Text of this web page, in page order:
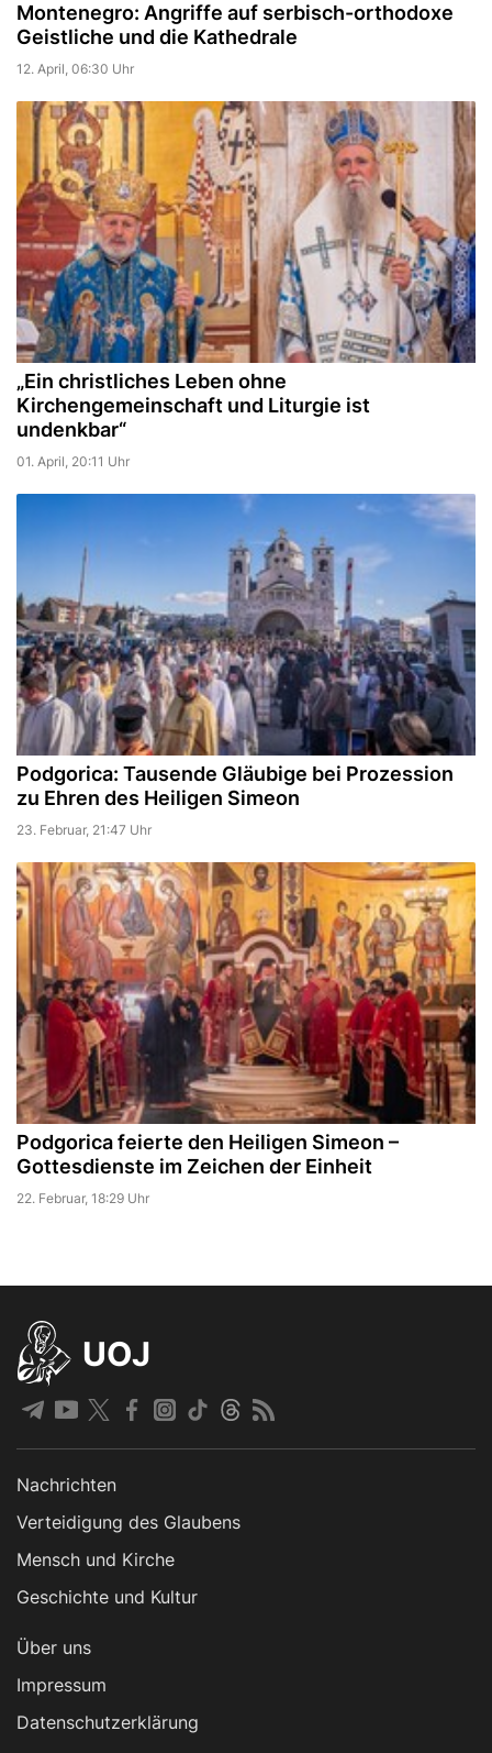
Montenegro: Angriffe auf serbisch-orthodoxe
Geistliche und die Kathedrale
12. April, 06:30 Uhr
„Ein christliches Leben ohne
Kirchengemeinschaft und Liturgie ist
undenkbar“
01. April, 20:11 Uhr
Podgorica: Tausende Gläubige bei Prozession
zu Ehren des Heiligen Simeon
23. Februar, 21:47 Uhr
Podgorica feierte den Heiligen Simeon –
Gottesdienste im Zeichen der Einheit
22. Februar, 18:29 Uhr
UOJ
Nachrichten
Verteidigung des Glaubens
Mensch und Kirche
Geschichte und Kultur
Über uns
Impressum
Datenschutzerklärung